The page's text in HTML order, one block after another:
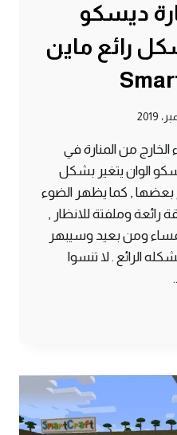
ديسكو
رائع ماين
من المنارة في
الوان يتغير بشكل
بعضها , كما يظهر الضوء
رائعة وملفتة للانظار ,
ومن بعيد وسيبهر
الرائع . لا تنسوا